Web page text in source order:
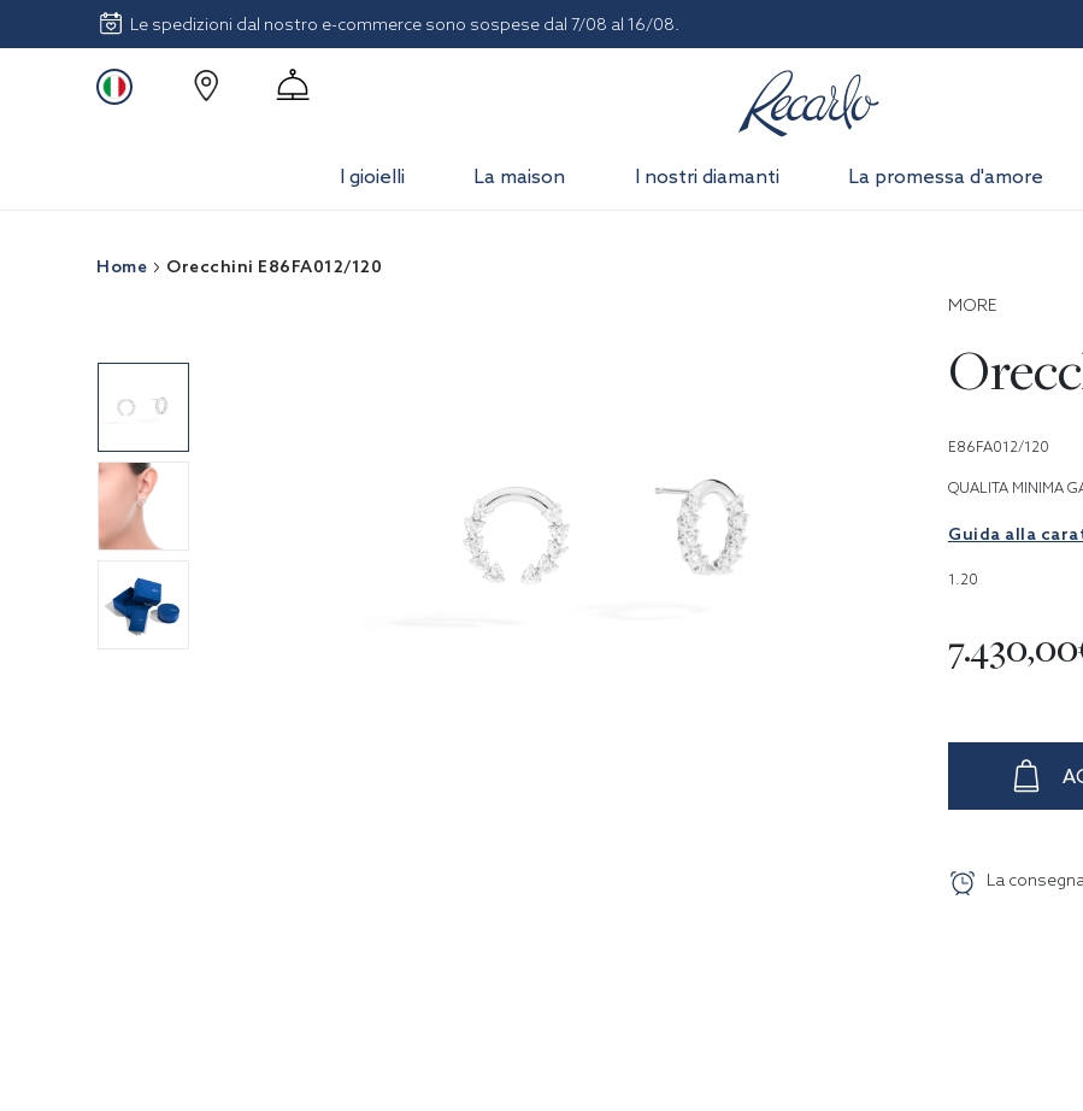
Le spedizioni dal nostro e-commerce sono sospese dal 7/08 al 16/08.
I gioielli La maison I nostri diamanti La promessa d'amore
Home
Orecchini E86FA012/120
MORE
E86FA012/120
QUALITA MINIMA
Guida alla
1.20
La